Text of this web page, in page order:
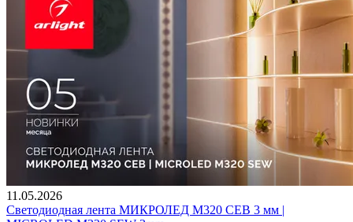
11.05.2026
Светодиодная лента МИКРОЛЕД M320 СЕВ 3 мм |